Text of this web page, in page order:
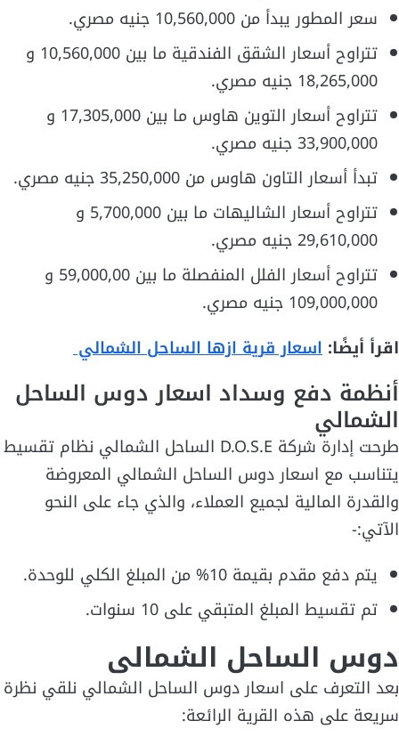
سعر المطور يبدأ من 10,560,000 جنيه مصري.
تتراوح أسعار الشقق الفندقية ما بين 10,560,000 و
18,265,000 جنيه مصري.
تتراوح أسعار التوين هاوس ما بين 17,305,000 و
33,900,000 جنيه مصري.
تبدأ أسعار التاون هاوس من 35,250,000 جنيه مصري.
تتراوح أسعار الشاليهات ما بين 5,700,000 و
29,610,000 جنيه مصري.
تتراوح أسعار الفلل المنفصلة ما بين 59,000,00 و
109,000,000 جنيه مصري.
اقرأ أيضًا: اسعار قرية ازها الساحل الشمالي
أنظمة دفع وسداد اسعار دوس الساحل
الشمالي
طرحت إدارة شركة D.O.S.E الساحل الشمالي نظام تقسيط
يتناسب مع اسعار دوس الساحل الشمالي المعروضة
والقدرة المالية لجميع العملاء، والذي جاء على النحو
الآتي:-
يتم دفع مقدم بقيمة 10% من المبلغ الكلي للوحدة.
تم تقسيط المبلغ المتبقي على 10 سنوات.
دوس الساحل الشمالى
بعد التعرف على اسعار دوس الساحل الشمالي نلقي نظرة
سريعة على هذه القرية الرائعة: